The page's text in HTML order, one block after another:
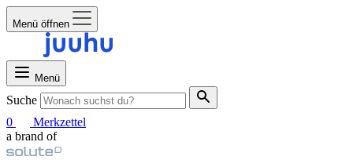
Menü öffnen
Menü
Suche
0
Merkzettel
a brand of